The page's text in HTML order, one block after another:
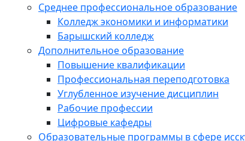
Среднее профессиональное образование
Колледж экономики и информатики
Барышский колледж
Дополнительное образование
Повышение квалификации
Профессиональная переподготовка
Углубленное изучение дисциплин
Рабочие профессии
Цифровые кафедры
Образовательные программы в сфере